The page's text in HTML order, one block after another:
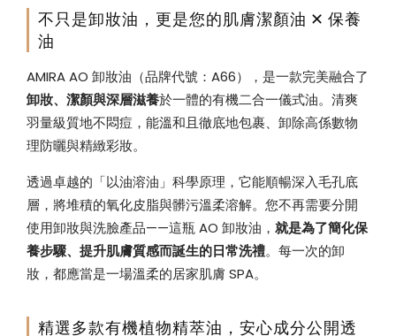
不只是卸妝油，更是您的肌膚潔顏油 ✕ 保養
油
AMIRA AO 卸妝油（品牌代號：A66），是一款完美融合了
卸妝、潔顏與深層滋養於一體的有機二合一儀式油。清爽
羽量級質地不悶痘，能溫和且徹底地包裹、卸除高係數物
理防曬與精緻彩妝。
透過卓越的「以油溶油」科學原理，它能順暢深入毛孔底
層，將堆積的氧化皮脂與髒污溫柔溶解。您不再需要分開
使用卸妝與洗臉產品——這瓶 AO 卸妝油， 就是為了簡化保
養步驟、提升肌膚質感而誕生的日常洗禮。每一次的卸
妝，都應當是一場溫柔的居家肌膚 SPA。
精選多款有機植物精萃油，安心成分公開透